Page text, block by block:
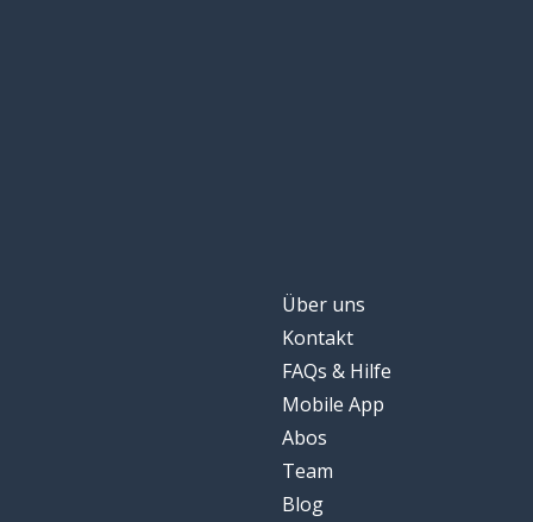
Über uns
Kontakt
FAQs & Hilfe
Mobile App
Abos
Team
Blog